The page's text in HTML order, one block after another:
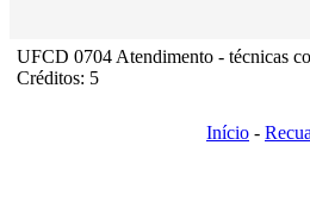
UFCD 0704 Atendimento - técnicas
Créditos: 5
Início -